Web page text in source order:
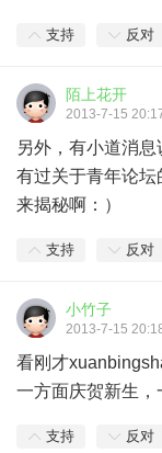
支持 反对
陌上花开
2013-7-15
另外，有小道消
有过关于青年论
来揭秘啊：）
支持 反对
小竹子
2013-7-15
看刚才
一方面庆贺新生，
支持 反对